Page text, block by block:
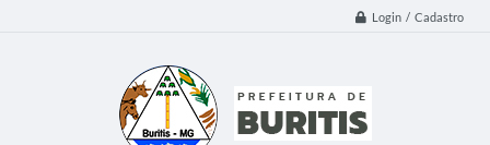
Login / Cadastro